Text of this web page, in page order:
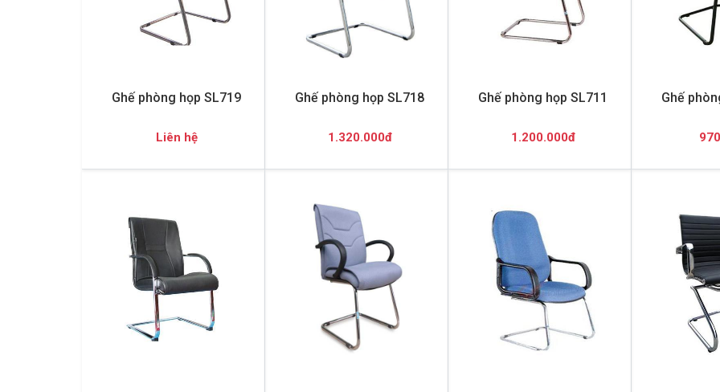
Ghế phòng họp SL719
Liên hệ
Ghế phòng họp SL718
1.320.000đ
Ghế phòng họp SL711
1.200.000đ
Ghế